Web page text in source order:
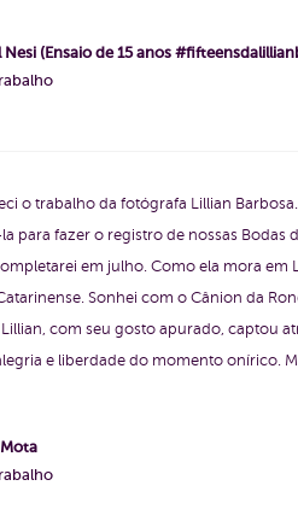
Nesi (Ensaio de 15 anos
o trabalho da fotógrafa Lillian
para fazer o registro de nossas Bodas
em julho. Como ela mora
Sonhei com o Cânion da
com seu gosto apurado, captou
e liberdade do momento onírico.